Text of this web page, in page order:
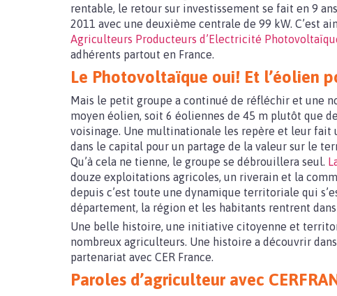
rentable, le retour sur investissement se fait en 9
2011 avec une deuxième centrale de 99 kW. C’est
Agriculteurs Producteurs d’Electricité
adhérents partout en France.
Le Photovoltaïque oui! Et l’éolien
Mais le petit groupe a continué de réfléchir et une
moyen éolien, soit 6 éoliennes de 45 m plutôt que
voisinage. Une multinationale les repère et leur fait
dans le capital pour un partage de la valeur sur le
Qu’à cela ne tienne, le groupe se débrouillera seul.
douze exploitations agricoles, un riverain et la
depuis c’est toute une dynamique territoriale qui
département, la région et les habitants rentrent
Une belle histoire, une initiative citoyenne et
nombreux agriculteurs. Une histoire a découvrir
partenariat avec CER France.
Paroles d’agriculteur avec